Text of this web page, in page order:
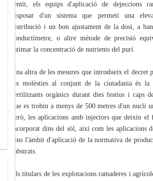
sentit, els equips d'aplicació de dejeccions
disposar d'un sistema que permeti una
distribució i un bon ajustament de la dosi, a
conductímetre, o altre mètode de precisió
estimar la concentració de nutrients del purí.
Una altra de les mesures que introdueix el
les molèsties al conjunt de la ciutadania és
fertilitzants orgànics durant dies festius i caps
que es trobin a menys de 500 metres d'un nucli
però, les aplicacions amb injectors que deixin
incorporat dins del sòl, així com les aplicacions
dins l'àmbit d'aplicació de la normativa de
substrats.
Els titulars de les explotacions ramaderes i